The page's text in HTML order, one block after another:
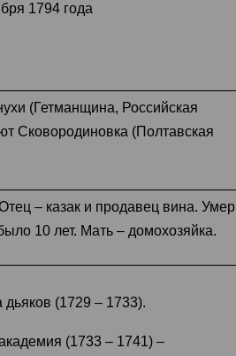
1794 года
(Гетманщина, Российская
Сковородиновка (Полтавская
– казак и продавец вина. Умер
10 лет. Мать – домохозяйка.
(1729 – 1733).
(1733 – 1741) –